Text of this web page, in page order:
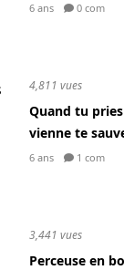
6 ans 0 com
4,811 vues
Quand tu
vienne te
6 ans 1 com
3,441 vues
Perceuse en